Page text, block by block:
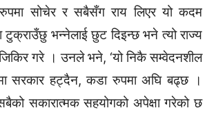
सोचेर र सबैसँग राय लिएर यो कदम
टुक्राउँछु भन्नेलाई छुट दिइन्छ भने त्यो राज्य
गरे । उनले भने, ‘यो निकै सम्वेदनशील
सरकार हट्दैन, कडा रुपमा अघि बढ्छ ।
सकारात्मक सहयोगको अपेक्षा गरेको छ